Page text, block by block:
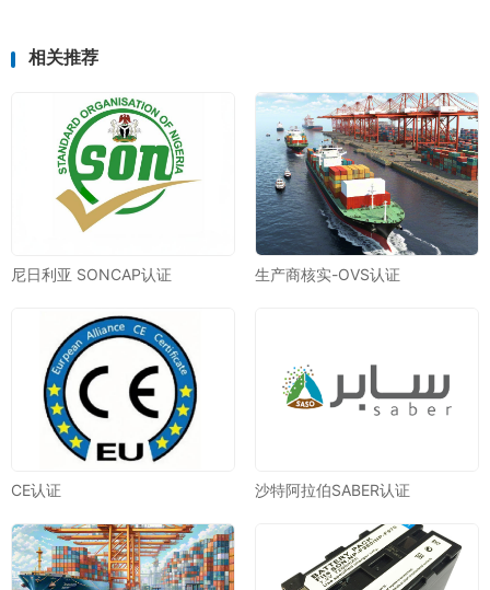
相关推荐
尼日利亚 SONCAP认证 生产商核实-OVS认证
CE认证 沙特阿拉伯SABER认证